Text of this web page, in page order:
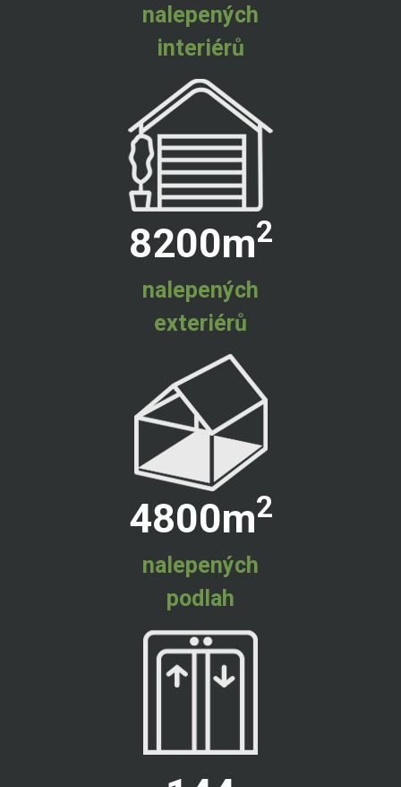
nalepených
interiérů
8200m2
nalepených
exteriérů
4800m2
nalepených
podlah